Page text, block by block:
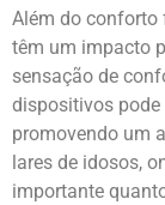
Além do conforto
têm um impacto
sensação de
dispositivos pode
promovendo um
lares de idosos,
importante